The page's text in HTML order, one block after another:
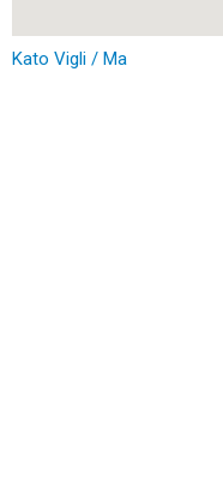
Kato Vigli / Ma